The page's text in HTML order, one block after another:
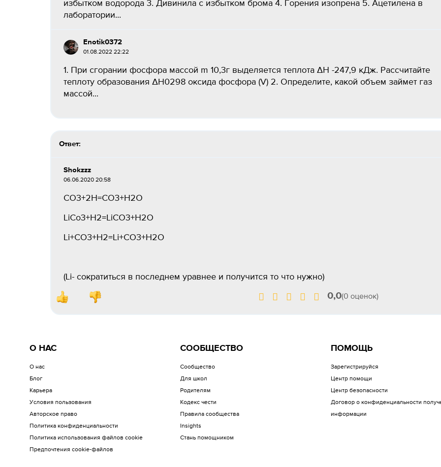
избытком водорода 3. Дивинила с избытком брома 4. Горения изопрена 5. Ацетилена в
лаборатории...
Enotik0372
01.08.2022 22:22
1. При сгорании фосфора массой m 10,3г выделяется теплота ΔH -247,9 кДж. Рассчитайте
теплоту образования ΔH0298 оксида фосфора (V) 2. Определите, какой объем займет газ
массой...
Ответ:
Shokzzz
06.06.2020 20:58
CO3+2H=CO3+H2O
LiCo3+H2=LiCO3+H2O
Li+CO3+H2=Li+CO3+H2O
(Li- сократиться в последнем уравнее и получится то что нужно)
0,0(0 оценок)
О НАС
О нас
Блог
Карьера
Условия пользования
Авторское право
Политика конфиденциальности
Политика использования файлов cookie
Предпочтения cookie-файлов
СООБЩЕСТВО
Сообщество
Для школ
Родителям
Кодекс чести
Правила сообщества
Insights
Стань помощником
ПОМОЩЬ
Зарегистрируйся
Центр помощи
Центр безопасности
Договор о конфиденциальности
информации